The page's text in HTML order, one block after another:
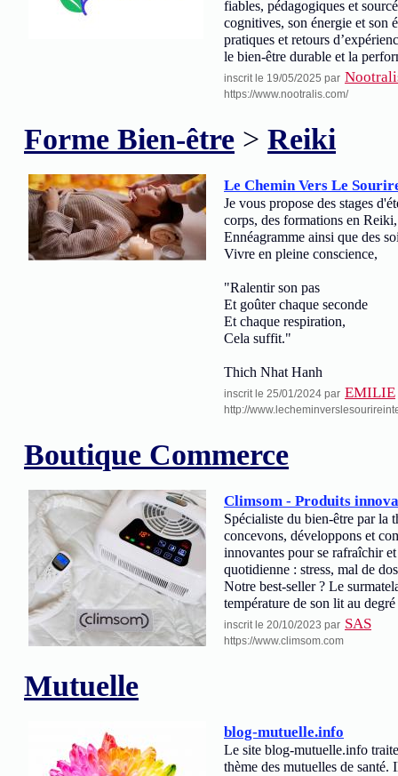
fiables, pédagogiques et
cognitives, son énergie et son
pratiques et retours
le bien-être durable et la
inscrit le 19/05/2025 par
https://www.nootralis.com/
Forme Bien-être > Reiki
Le Chemin Vers Le
Je vous propose des stages
corps, des formations en
Ennéagramme ainsi que des
Vivre en pleine conscience,
"Ralentir son pas
Et goûter chaque seconde
Et chaque respiration,
Cela suffit."
Thich Nhat Hanh
inscrit le 25/01/2024 par EMILIE
http://
Boutique Commerce
Climsom - Produits
Spécialiste du bien-être par la
concevons, développons et
innovantes pour se rafraîchir
quotidienne : stress, mal de
Notre best-seller ? Le
température de son lit au
inscrit le 20/10/2023 par SAS
https://www.climsom.com
Mutuelle
blog-mutuelle.info
Le site blog-mutuelle.info
thème des mutuelles de